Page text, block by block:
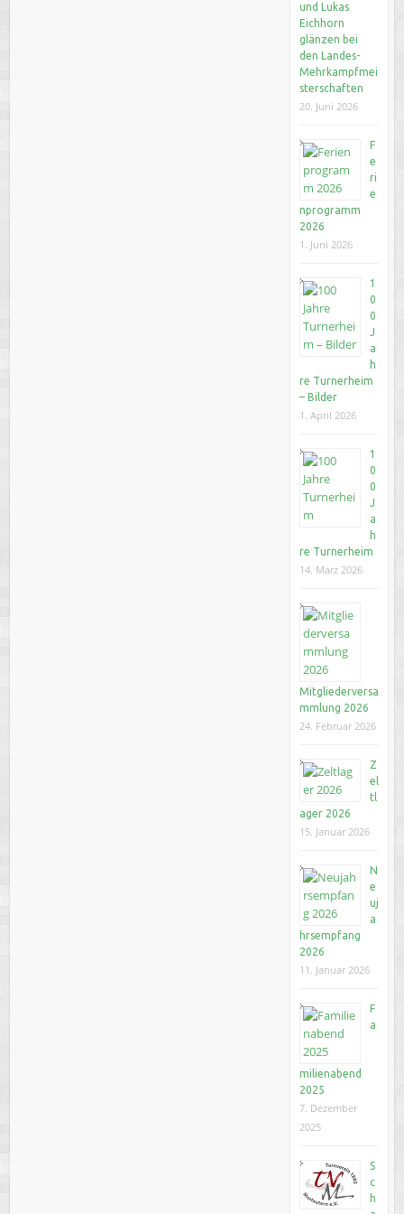
und Lukas
Eichhorn
glänzen bei
den Landes-
Mehrkampfmei
sterschaften
20. Juni 2026
F
e
ri
e
nprogramm
2026
1. Juni 2026
1
0
0
J
a
h
re Turnerheim
– Bilder
1. April 2026
1
0
0
J
a
h
re Turnerheim
14. März 2026
Mitgliederversa
mmlung 2026
24. Februar 2026
Z
el
tl
ager 2026
15. Januar 2026
N
e
uj
a
hrsempfang
2026
11. Januar 2026
F
a
milienabend
2025
7. Dezember
2025
S
c
h